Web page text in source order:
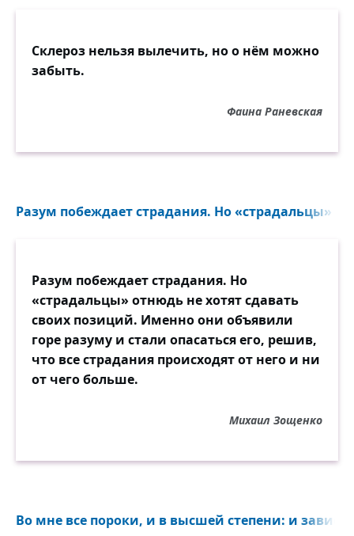
Склероз нельзя вылечить, но о нём можно
забыть.
Фаина Раневская
Разум побеждает страдания. Но «страдальцы»
Разум побеждает страдания. Но
«страдальцы» отнюдь не хотят сдавать
своих позиций. Именно они объявили
горе разуму и стали опасаться его, решив,
что все страдания происходят от него и ни
от чего больше.
Михаил Зощенко
Во мне все пороки, и в высшей степени: и